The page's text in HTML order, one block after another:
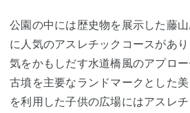
公園の中には歴史物を展示した藤
に人気のアスレチックコースがあ
気をかもしだす水道橋風のアプロー
古墳を主要なランドマークとした
を利用した子供の広場にはアスレ